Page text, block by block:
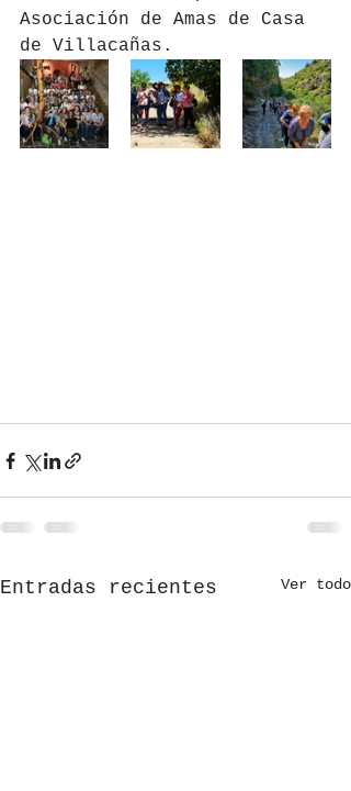
Asociación de Amas de Casa
de Villacañas.
Entradas recientes Ver todo